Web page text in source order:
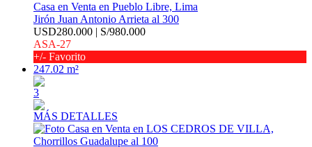
Casa en Venta en Pueblo Libre, Lima
Jirón Juan Antonio Arrieta al 300
USD280.000 | S/980.000
ASA-27
+/- Favorito
247.02 m²
3
MÁS DETALLES